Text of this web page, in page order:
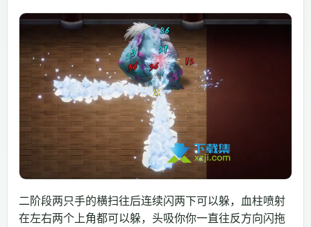
二阶段两只手的横扫往后连续闪两下可以躲，血柱喷射
在左右两个上角都可以躲，头吸你你一直往反方向闪拖